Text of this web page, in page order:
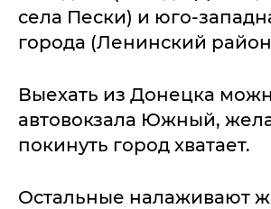
села Пески) и юго-
города (Ленинский
Выехать из Донецка
автовокзала Южный,
покинуть город хватает.
Остальные налаживают